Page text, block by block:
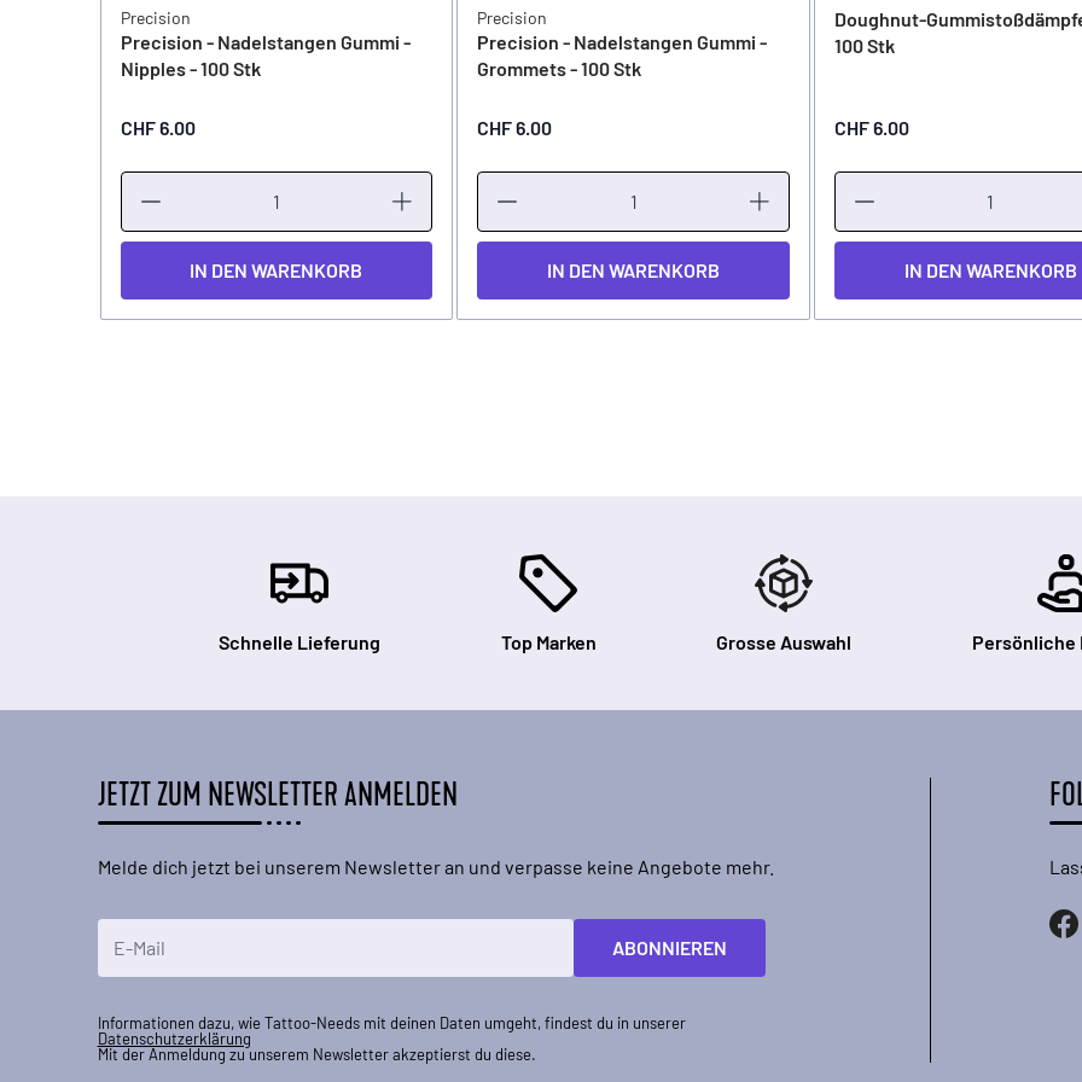
Precision
Precision - Nadelstangen Gummi -
Nipples - 100 Stk
CHF 6.00
IN DEN WARENKORB
Precision
Precision - Nadelstangen Gummi -
Grommets - 100 Stk
CHF 6.00
IN DEN WARENKORB
Doughnut-
100 Stk
CHF 6.00
IN DEN WARENKORB
Schnelle Lieferung Top Marken Grosse Auswahl Persönliche
JETZT ZUM NEWSLETTER ANMELDEN
Melde dich jetzt bei unserem Newsletter an und verpasse keine Angebote mehr.
ABONNIEREN
Informationen dazu, wie Tattoo-Needs mit deinen Daten umgeht, findest du in unserer
Datenschutzerklärung
Mit der Anmeldung zu unserem Newsletter akzeptierst du diese.